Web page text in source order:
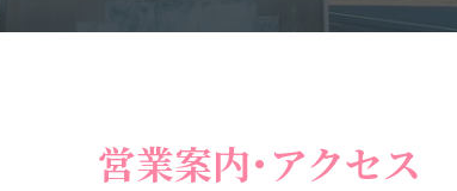
営業案内･アクセス